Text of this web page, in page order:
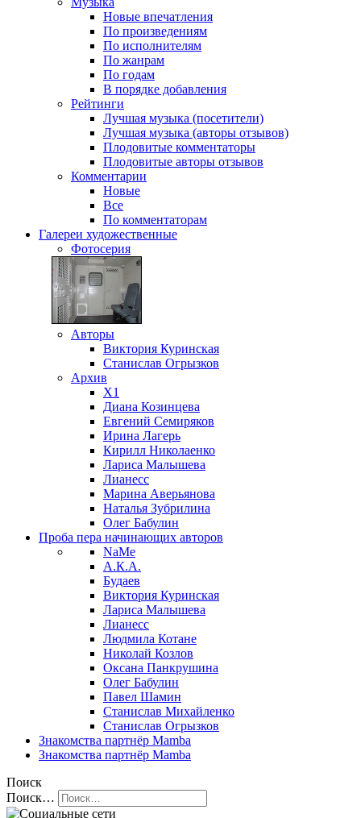
Новые впечатления
По произведениям
По исполнителям
По жанрам
По годам
В порядке добавления
Рейтинги
Лучшая музыка (посетители)
Лучшая музыка (авторы отзывов)
Плодовитые комментаторы
Плодовитые авторы отзывов
Комментарии
Новые
Все
По комментаторам
Галереи художественные
Фотосерия
Авторы
Виктория Куринская
Станислав Огрызков
Архив
X1
Диана Козинцева
Евгений Семиряков
Ирина Лагерь
Кирилл Николаенко
Лариса Малышева
Лианесс
Марина Аверьянова
Наталья Зубрилина
Олег Бабулин
Проба пера начинающих авторов
NaMe
А.К.А.
Будаев
Виктория Куринская
Лариса Малышева
Лианесс
Людмила Котане
Николай Козлов
Оксана Панкрушина
Олег Бабулин
Павел Шамин
Станислав Михайленко
Станислав Огрызков
Знакомства партнёр Mamba
Знакомства партнёр Mamba
Поиск
Поиск…